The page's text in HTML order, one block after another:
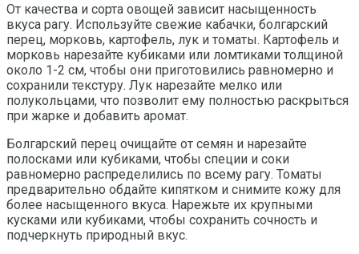
От качества и сорта овощей зависит насыщенность
вкуса рагу. Используйте свежие кабачки, болгарский
перец, морковь, картофель, лук и томаты. Картофель и
морковь нарезайте кубиками или ломтиками толщиной
около 1-2 см, чтобы они приготовились равномерно и
сохранили текстуру. Лук нарезайте мелко или
полукольцами, что позволит ему полностью раскрыться
при жарке и добавить аромат.
Болгарский перец очищайте от семян и нарезайте
полосками или кубиками, чтобы специи и соки
равномерно распределились по всему рагу. Томаты
предварительно обдайте кипятком и снимите кожу для
более насыщенного вкуса. Нарежьте их крупными
кусками или кубиками, чтобы сохранить сочность и
подчеркнуть природный вкус.